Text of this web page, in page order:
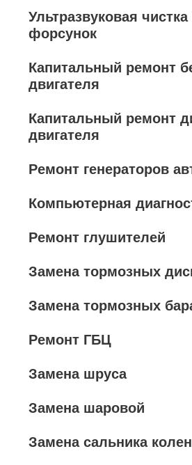
Ультразвуковая
форсунок
Капитальный ремонт
двигателя
Капитальный ремонт
двигателя
Ремонт генераторов
Компьютерная
Ремонт глушителей
Замена тормозных
Замена тормозных
Ремонт ГБЦ
Замена шруса
Замена шаровой
Замена сальника